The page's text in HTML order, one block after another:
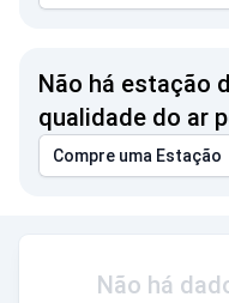
Não há estação
qualidade do ar
Compre uma Estação
Não há